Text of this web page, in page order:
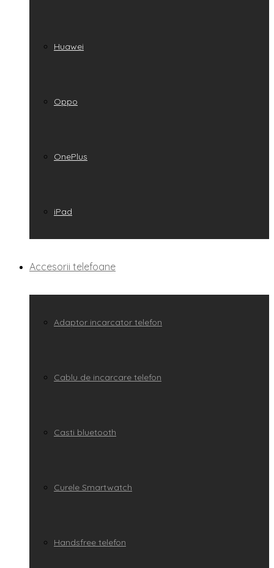
Huawei
Oppo
OnePlus
iPad
Accesorii telefoane
Adaptor incarcator telefon
Cablu de incarcare telefon
Casti bluetooth
Curele Smartwatch
Handsfree telefon